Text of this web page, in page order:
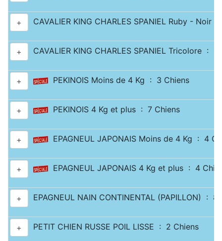
+ CAVALIER KING CHARLES SPANIEL Ruby - Noir
+ CAVALIER KING CHARLES SPANIEL Tricolore : 2
+ PEKINOIS Moins de 4 Kg : 3 Chiens
+ PEKINOIS 4 Kg et plus : 7 Chiens
+ EPAGNEUL JAPONAIS Moins de 4 Kg : 4
+ EPAGNEUL JAPONAIS 4 Kg et plus : 4
+ EPAGNEUL NAIN CONTINENTAL (PAPILLON) : 8
+ PETIT CHIEN RUSSE POIL LISSE : 2 Chiens